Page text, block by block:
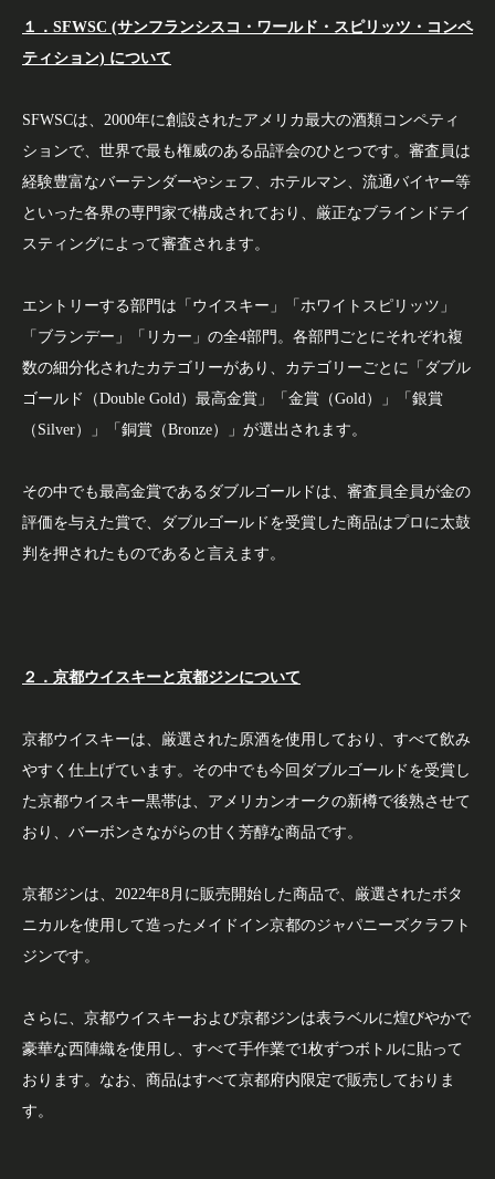
１．SFWSC (サンフランシスコ・ワールド・スピリッツ・コンペ
ティション) について
SFWSCは、2000年に創設されたアメリカ最大の酒類コンペティ
ションで、世界で最も権威のある品評会のひとつです。審査員は
経験豊富なバーテンダーやシェフ、ホテルマン、流通バイヤー等
といった各界の専門家で構成されており、厳正なブラインドテイ
スティングによって審査されます。
エントリーする部門は「ウイスキー」「ホワイトスピリッツ」
「ブランデー」「リカー」の全4部門。各部門ごとにそれぞれ複
数の細分化されたカテゴリーがあり、カテゴリーごとに「ダブル
ゴールド（Double Gold）最高金賞」「金賞（Gold）」「銀賞
（Silver）」「銅賞（Bronze）」が選出されます。
その中でも最高金賞であるダブルゴールドは、審査員全員が金の
評価を与えた賞で、ダブルゴールドを受賞した商品はプロに太鼓
判を押されたものであると言えます。
２．京都ウイスキーと京都ジンについて
京都ウイスキーは、厳選された原酒を使用しており、すべて飲み
やすく仕上げています。その中でも今回ダブルゴールドを受賞し
た京都ウイスキー黒帯は、アメリカンオークの新樽で後熟させて
おり、バーボンさながらの甘く芳醇な商品です。
京都ジンは、2022年8月に販売開始した商品で、厳選されたボタ
ニカルを使用して造ったメイドイン京都のジャパニーズクラフト
ジンです。
さらに、京都ウイスキーおよび京都ジンは表ラベルに煌びやかで
豪華な西陣織を使用し、すべて手作業で1枚ずつボトルに貼って
おります。なお、商品はすべて京都府内限定で販売しておりま
す。